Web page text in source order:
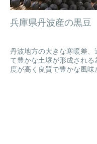
兵庫県丹波産の黒豆
丹波地方の大きな寒暖差、
て豊かな土壌が形成され
度が高く良質で豊かな風味